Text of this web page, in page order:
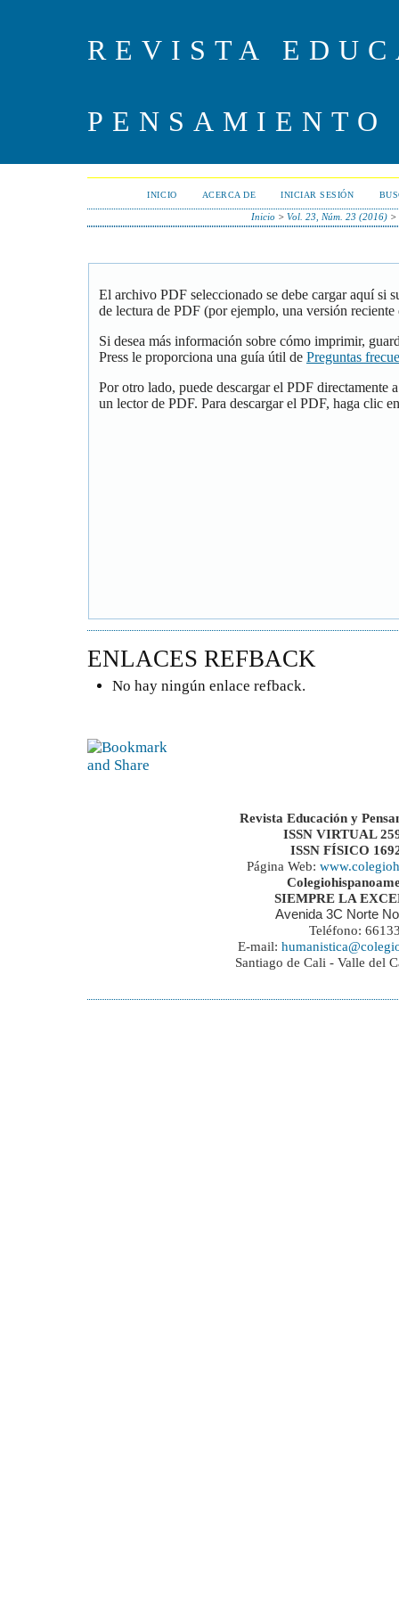
REVISTA
PENSAMIENTO
INICIO ACERCA DE INICIAR SESIÓN
Inicio> Vol. 23, Núm. 23 (2016)>
El archivo PDF seleccionado se debe cargar aquí si
de lectura de PDF (por ejemplo, una versión
Si desea más información sobre cómo imprimir,
Press le proporciona una guía útil de Preguntas
Por otro lado, puede descargar el PDF directamente
un lector de PDF. Para descargar el PDF, haga clic
ENLACES REFBACK
No hay ningún enlace refback.
Revista Educación y
ISSN VIRTUAL
ISSN FÍSICO
Página Web:
SIEMPRE LA
Avenida 3C Norte
Teléfono:
E-mail:
Santiago de Cali - Valle del